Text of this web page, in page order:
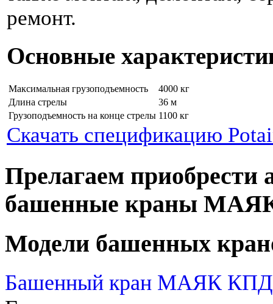
ремонт.
Основные
Максимальная грузоподъемность
4000 кг
Длина стрелы
36 м
Грузоподъемность на конце стрелы 1100 кг
Скачать спецификацию
Прелагаем приобрести
башенные краны
Модели башенных
Башенный кран МАЯК КПД